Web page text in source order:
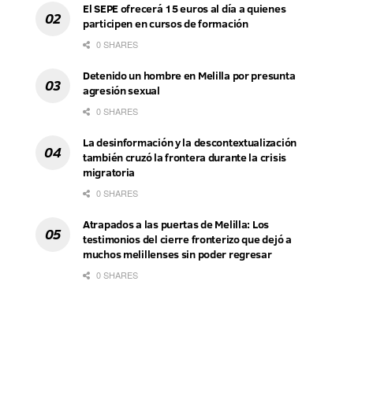
El SEPE ofrecerá 15 euros al día a quienes
participen en cursos de formación
0 SHARES
Detenido un hombre en Melilla por presunta
agresión sexual
0 SHARES
La desinformación y la descontextualización
también cruzó la frontera durante la crisis
migratoria
0 SHARES
Atrapados a las puertas de Melilla: Los
testimonios del cierre fronterizo que dejó a
muchos melillenses sin poder regresar
0 SHARES